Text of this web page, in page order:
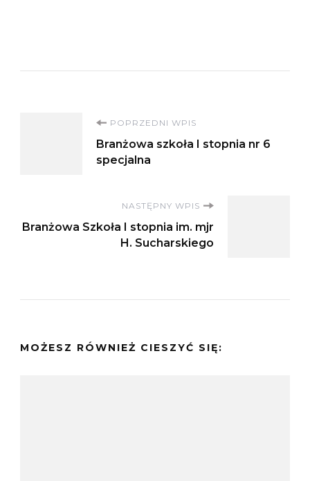
Nawigacja
wpisu
POPRZEDNI WPIS
Branżowa szkoła I stopnia nr 6
specjalna
NASTĘPNY WPIS
Branżowa Szkoła I stopnia im. mjr
H. Sucharskiego
MOŻESZ RÓWNIEŻ CIESZYĆ SIĘ: